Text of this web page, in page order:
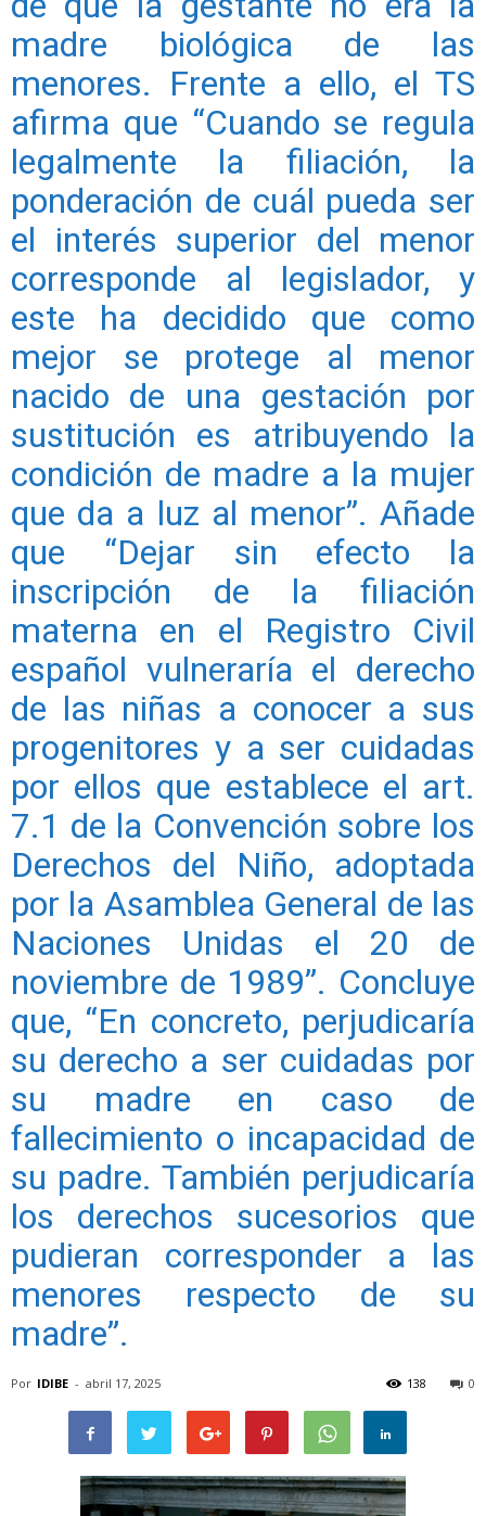
madre biológica de las
menores. Frente a ello, el TS
afirma que “Cuando se regula
legalmente la filiación, la
ponderación de cuál pueda ser
el interés superior del menor
corresponde al legislador, y
este ha decidido que como
mejor se protege al menor
nacido de una gestación por
sustitución es atribuyendo la
condición de madre a la mujer
que da a luz al menor”. Añade
que “Dejar sin efecto la
inscripción de la filiación
materna en el Registro Civil
español vulneraría el derecho
de las niñas a conocer a sus
progenitores y a ser cuidadas
por ellos que establece el art.
7.1 de la Convención sobre los
Derechos del Niño, adoptada
por la Asamblea General de las
Naciones Unidas el 20 de
noviembre de 1989”. Concluye
que, “En concreto, perjudicaría
su derecho a ser cuidadas por
su madre en caso de
fallecimiento o incapacidad de
su padre. También perjudicaría
los derechos sucesorios que
pudieran corresponder a las
menores respecto de su
madre”.
Por IDIBE - abril 17, 2025 0
138